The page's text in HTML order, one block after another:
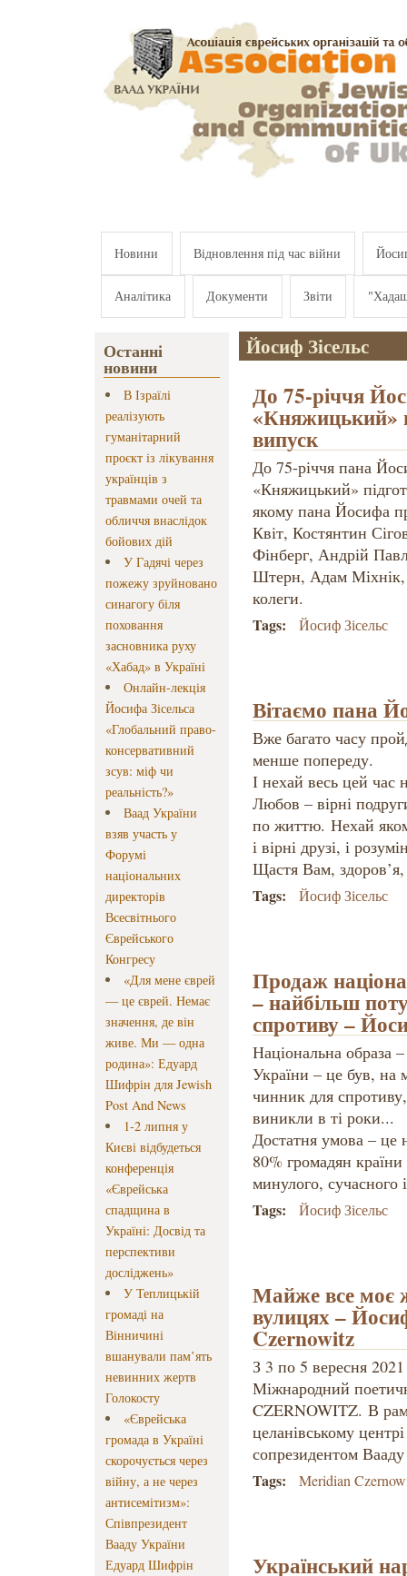
Новини Відновлення під час війни
Аналітика Документи Звіти
Останні
новини
В Ізраїлі
реалізують
гуманітарний
проєкт із лікування
українців з
травмами очей та
обличчя внаслідок
бойових дій
У Гадячі через
пожежу зруйновано
синагогу біля
поховання
засновника руху
«Хабад» в Україні
Онлайн-лекція
Йосифа Зісельса
«Глобальний право-
консервативний
зсув: міф чи
реальність?»
Ваад України
взяв участь у
Форумі
національних
директорів
Всесвітнього
Єврейського
Конгресу
«Для мене єврей
— це єврей. Немає
значення, де він
живе. Ми — одна
родина»: Едуард
Шифрін для Jewish
Post And News
1-2 липня у
Києві відбудеться
конференція
«Єврейська
спадщина в
Україні: Досвід та
перспективи
досліджень»
У Теплицькій
громаді на
Вінничині
вшанували пам’ять
невинних жертв
Голокосту
«Єврейська
громада в Україні
скорочується через
війну, а не через
антисемітизм»:
Співпрезидент
Вааду України
Едуард Шифрін
Йосиф Зісельс
До 75-річчя
«Княжицький»
випуск
До 75-річчя пана
«Княжицький»
якому пана Йосифа
Квіт, Костянтин
Фінберг, Андрій
Штерн, Адам Міхнік,
колеги.
Tags: Йосиф Зісельс
Вітаємо пана
Вже багато часу
менше попереду.
І нехай весь цей
Любов – вірні
по життю. Нехай
і вірні друзі, і
Щастя Вам,
Tags: Йосиф Зісельс
Продаж
– найбільш
спротиву –
Національна образа
України – це був, на
чинник для
виникли в ті роки...
Достатня умова – це
80% громадян
минулого, сучасного
Tags: Йосиф Зісельс
Майже все моє
вулицях –
Czernowitz
З 3 по 5 вересня
Міжнародний
CZERNOWITZ. В
целанівському центрі
сопрезидентом
Tags: Meridian
Український